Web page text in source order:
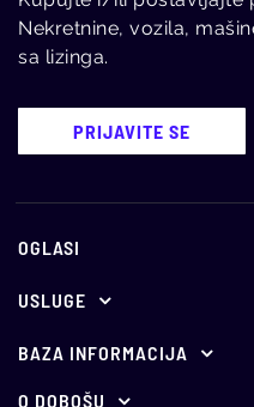
Nekretnine, vozila,
sa lizinga.
PRIJAVITE SE
OGLASI
USLUGE
Ponuda za
E-aukcije
BAZA INFORMACIJA
Propisi
O DOBOŠU